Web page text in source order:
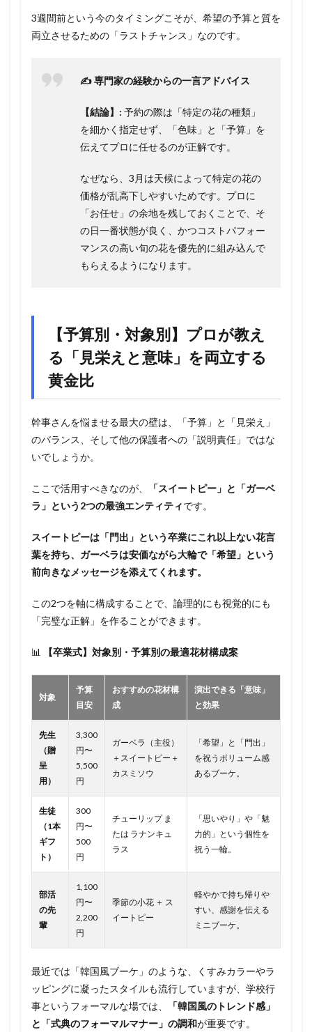
3週間前という今のタイミングこそが、希望の予算と質を
両立させるための「ラストチャンス」なのです。
✍️ 専門家の経験からの一言アドバイス
【結論】: 予約の際は「特定の花の種類」
を細かく指定せず、「色味」と「予算」を
伝えてプロに任せるのが正解です。
なぜなら、3月は天候によって特定の花の
価格が乱高下しやすいためです。プロに
「お任せ」の余地を残しておくことで、そ
の日一番状態が良く、かつコストパフォー
マンスの高い旬の花を優先的に組み込んで
もらえるようになります。
【予算別・対象別】プロが教え
る「見栄えと意味」を両立する
黄金比
幹事さんを悩ませる最大の壁は、「予算」と「見栄え」
のバランス、そして他の保護者への「説明責任」ではな
いでしょうか。
ここで活用すべきなのが、
「スイートピー」と「ガーベ
ラ」という2つの最強エンティティです。
スイートピーは「門出」という卒業にこれ以上ない花言
葉を持ち、ガーベラは安価ながら大輪で「希望」という
前向きなメッセージを添えてくれます。
この2つを軸に構成することで、論理的にも視覚的にも
「完璧な正解」を作ることができます。
📊 【卒業式】対象別・予算別の最適花材構成案
対象
予算
目安
おすすめの花材構
成
演出できる「意味」
と効果
先生
（贈
呈
用）
3,300
円〜
5,500
円
ガーベラ（主役）
＋スイートピー＋
カスミソウ
「希望」と「門出」
を祝うボリューム感
あるブーケ。
生徒
（1本
ギフ
ト）
300
円〜
500
円
チューリップ ま
たは ラナンキュ
ラス
「思いやり」や「魅
力的」という個性を
祝う一輪。
部活
の先
輩
1,100
円〜
2,200
円
季節の小花 ＋ ス
イートピー
軽やかで持ち帰りや
すい、感謝を伝える
ミニブーケ。
最近では「韓国風ブーケ」のような、くすみカラーやラ
ッピングに凝ったスタイルも流行していますが、学校行
事というフォーマルな場では、
「韓国風のトレンド感」
と「式典のフォーマルマナー」の調和が重要です。